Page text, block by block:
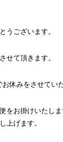
うございます。
せて頂きます。
休みをさせてい
をお掛けいたしま
上げます。